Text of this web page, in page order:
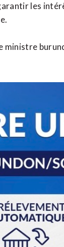
les
ministre